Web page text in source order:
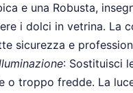
e una Robusta,
i dolci in vetrina. La
sicurezza e
: Sostituisci
o troppo fredde. La